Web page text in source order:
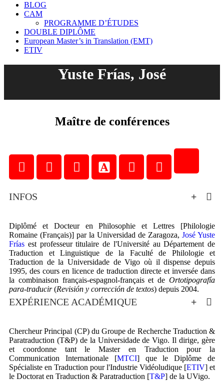
BLOG
CAM
PROGRAMME D’ÉTUDES
DOUBLE DIPLÔME
European Master’s in Translation (EMT)
ETIV
Yuste Frías, José
Maître de conférences
INFOS
Diplômé et Docteur en Philosophie et Lettres [Philologie
Romaine (Français)] par la Universidad de Zaragoza, José Yuste
Frías est professeur titulaire de l'Université au Département de
Traduction et Linguistique de la Faculté de Philologie et
Traduction de la Universidade de Vigo où il dispense depuis
1995, des cours en licence de traduction directe et inversée dans
la combinaison français-espagnol-français et de Ortotipografía
para-traducir(Revisión y corrección de textos) depuis 2004.
EXPÉRIENCE ACADÉMIQUE
Chercheur Principal (CP) du Groupe de Recherche Traduction &
Paratraduction (T&P) de la Universidade de Vigo. Il dirige, gère
et coordonne tant le Master en Traduction pour la
Communication Internationale [MTCI] que le Diplôme de
Spécialiste en Traduction pour l'Industrie Vidéoludique [ETIV] et
le Doctorat en Traduction & Paratraduction [T&P] de la UVigo.